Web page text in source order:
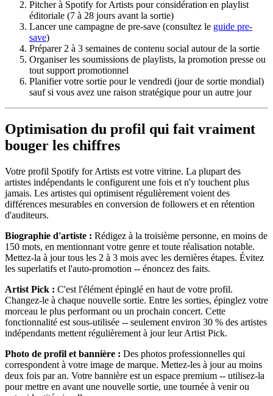
Pitcher à Spotify for Artists pour considération en playlist
éditoriale (7 à 28 jours avant la sortie)
Lancer une campagne de pre-save (consultez le guide pre-
save)
Préparer 2 à 3 semaines de contenu social autour de la sortie
Organiser les soumissions de playlists, la promotion presse ou
tout support promotionnel
Planifier votre sortie pour le vendredi (jour de sortie mondial)
sauf si vous avez une raison stratégique pour un autre jour
Optimisation du profil qui fait vraiment
bouger les chiffres
Votre profil Spotify for Artists est votre vitrine. La plupart des
artistes indépendants le configurent une fois et n'y touchent plus
jamais. Les artistes qui optimisent régulièrement voient des
différences mesurables en conversion de followers et en rétention
d'auditeurs.
Biographie d'artiste : Rédigez à la troisième personne, en moins de
150 mots, en mentionnant votre genre et toute réalisation notable.
Mettez-la à jour tous les 2 à 3 mois avec les dernières étapes. Évitez
les superlatifs et l'auto-promotion -- énoncez des faits.
Artist Pick : C'est l'élément épinglé en haut de votre profil.
Changez-le à chaque nouvelle sortie. Entre les sorties, épinglez votre
morceau le plus performant ou un prochain concert. Cette
fonctionnalité est sous-utilisée -- seulement environ 30 % des artistes
indépendants mettent régulièrement à jour leur Artist Pick.
Photo de profil et bannière : Des photos professionnelles qui
correspondent à votre image de marque. Mettez-les à jour au moins
deux fois par an. Votre bannière est un espace premium -- utilisez-la
pour mettre en avant une nouvelle sortie, une tournée à venir ou